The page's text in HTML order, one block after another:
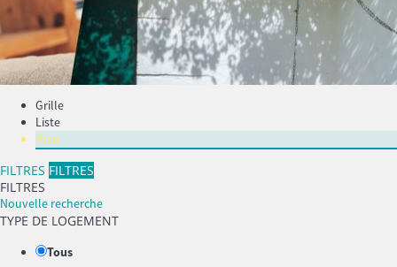
Grille
Liste
Plan
FILTRES FILTRES
FILTRES
Nouvelle recherche
TYPE DE LOGEMENT
Tous